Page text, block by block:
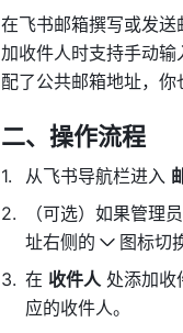
在飞书邮箱撰写或发送
加收件人时支持手动输
配了公共邮箱地址，你
二、操作流程
从飞书导航栏进入
（可选）如果管理
址右侧的
图标切
在 收件人 处添加收
应的收件人。